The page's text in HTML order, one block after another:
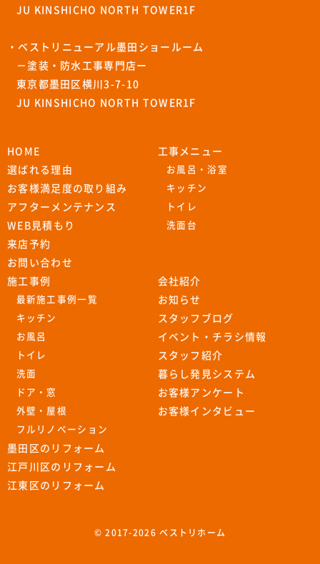
JU KINSHICHO NORTH TOWER1F
・ベストリニューアル墨田ショールーム
－塗装・防水工事専門店ー
東京都墨田区横川3-7-10
JU KINSHICHO NORTH TOWER1F
HOME
選ばれる理由
お客様満足度の取り組み
アフターメンテナンス
WEB見積もり
来店予約
お問い合わせ
工事メニュー
お風呂・浴室
キッチン
トイレ
洗面台
施工事例
最新施工事例一覧
キッチン
お風呂
トイレ
洗面
ドア・窓
外壁・屋根
フルリノベーション
会社紹介
お知らせ
スタッフブログ
イベント・チラシ情報
スタッフ紹介
暮らし発見システム
お客様アンケート
お客様インタビュー
墨田区のリフォーム
江戸川区のリフォーム
江東区のリフォーム
© 2017-2026 ベストリホーム